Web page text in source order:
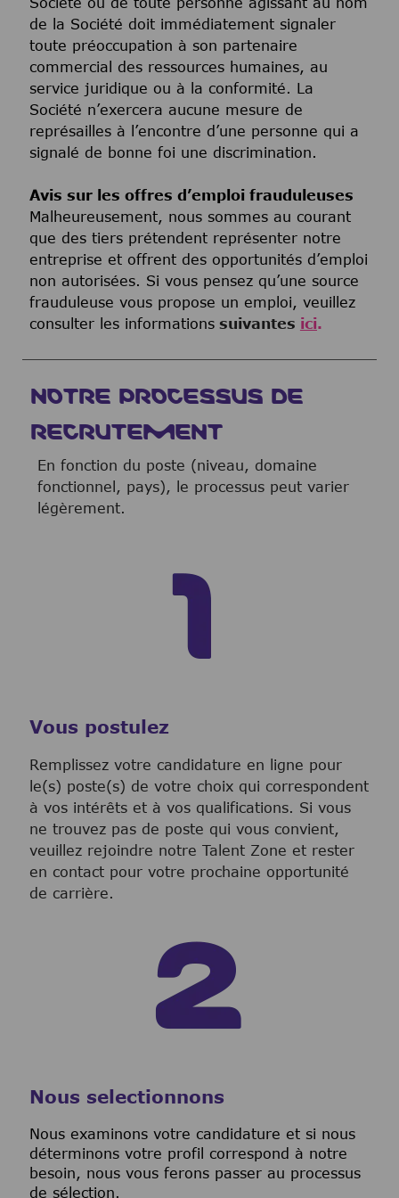
de la Société doit immédiatement signaler
toute préoccupation à son partenaire
commercial des ressources humaines, au
service juridique ou à la conformité. La
Société n’exercera aucune mesure de
représailles à l’encontre d’une personne qui a
signalé de bonne foi une discrimination.
Avis sur les offres d’emploi frauduleuses
Malheureusement, nous sommes au courant
que des tiers prétendent représenter notre
entreprise et offrent des opportunités d’emploi
non autorisées. Si vous pensez qu’une source
frauduleuse vous propose un emploi, veuillez
consulter les informationssuivantes ici.
NOTRE PROCESSUS DE
RECRUTEMENT
En fonction du poste (niveau, domaine
fonctionnel, pays), le processus peut varier
légèrement.
Vous postulez
Remplissez votre candidature en ligne pour
le(s) poste(s) de votre choix qui correspondent
à vos intérêts et à vos qualifications. Si vous
ne trouvez pas de poste qui vous convient,
veuillez rejoindre notre Talent Zone et rester
en contact pour votre prochaine opportunité
de carrière.
Nous selectionnons
Nous examinons votre candidature et si nous
déterminons votre profil correspond à notre
besoin, nous vous ferons passer au processus
de sélection.